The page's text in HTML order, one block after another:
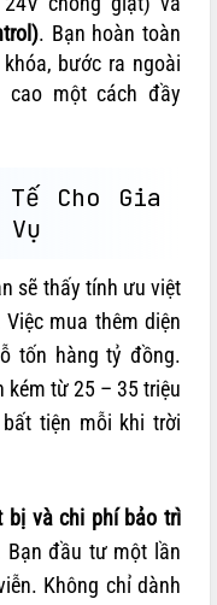
. Bạn hoàn toàn
bước ra ngoài
cao một cách đầy
Cho Gia
sẽ thấy tính ưu việt
mua thêm diện
tốn hàng tỷ đồng.
kém từ 25 – 35 triệu
tiện mỗi khi trời
bị và chi phí bảo trì
Bạn đầu tư một lần
Không chỉ dành